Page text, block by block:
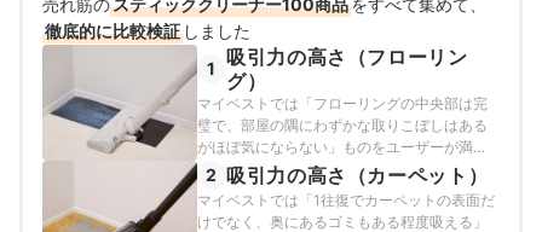
メーカーまで、150以上の家電製品を比較検証してきた。
毎日使う家電製品だからこそ、本当によい商品を誰もが
簡単に選べるように、性能はもちろん省エネ性能やお手
入れのしやすさまでひとつひとつ丁寧に確認しながらコ
ンテンツ制作を行う。
田丸大暉（Hiroki Tamaru）のプロフィール
徹底的に比較検証 しました
1 吸引力の高さ（フローリン
グ）
マイベストでは「フローリングの中央部は完
璧で、部屋の隅にわずかな取りこぼしはある
がほぼ気にならない」ものをユーザーが満足
できる商品とし、以下のそれぞれの項目のス
コアの加重平均でおすすめ度をスコア化しま
した。
2 吸引力の高さ（カーペット）
マイベストでは「1往復でカーペットの表面だ
けでなく、奥にあるゴミもある程度吸える」